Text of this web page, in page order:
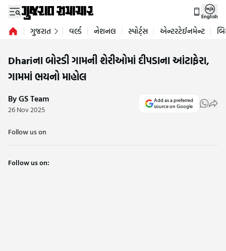
English
ગુજરાત વર્લ્ડ નેશનલ સ્પોર્ટ્સ એન્ટરટેઈનમેન્ટ
Dhariના બોરડી ગામની શેરીઓમાં દીપડાના આંટાફેરા,
ગામમાં ભયનો માહોલ
By GS Team
26 Nov 2025
Add as a preferred
source on Google
Follow us on
Follow us on: